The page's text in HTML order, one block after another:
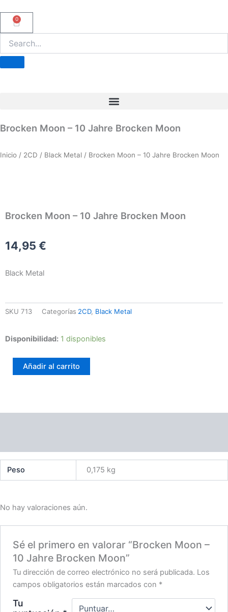
0
Carrito
Brocken Moon – 10 Jahre Brocken Moon
Inicio / 2CD / Black Metal / Brocken Moon – 10 Jahre Brocken Moon
Brocken Moon – 10 Jahre Brocken Moon
14,95 €
Black Metal
SKU 713 Categorías 2CD, Black Metal
Disponibilidad: 1 disponibles
Brocken
Jahre
Añadir al carrito
Peso 0,175 kg
No hay valoraciones aún.
Sé el primero en valorar “Brocken Moon –
10 Jahre Brocken Moon”
Tu dirección de correo electrónico no será publicada. Los
campos obligatorios están marcados con *
Tu